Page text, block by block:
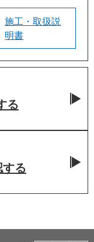
施工・取扱説
明書
る
る